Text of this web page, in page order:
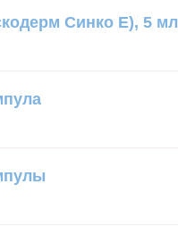
Синко Е), 5 мл